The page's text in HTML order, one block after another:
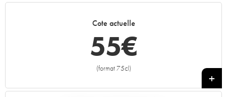
Cote actuelle
55€
(format 75cl)
+